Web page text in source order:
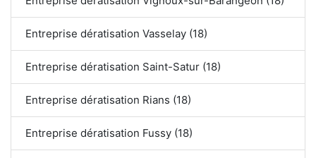
Entreprise dératisation Vasselay (18)
Entreprise dératisation Saint-Satur (18)
Entreprise dératisation Rians (18)
Entreprise dératisation Fussy (18)